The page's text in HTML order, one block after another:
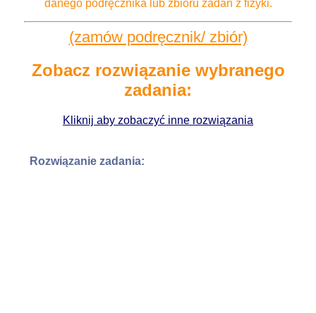
Kotlin Android Studio
Arkusze INF.04
danego podręcznika lub zbioru zadań z fizyki.
(zamów podręcznik/ zbiór)
Zobacz rozwiązanie wybranego
zadania:
Kliknij aby zobaczyć inne rozwiązania
Rozwiązanie zadania: